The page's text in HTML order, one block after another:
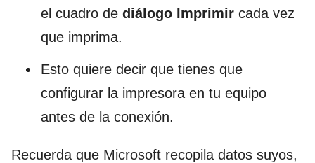
el cuadro de diálogo Imprimir cada vez
que imprima.
Esto quiere decir que tienes que
configurar la impresora en tu equipo
antes de la conexión.
Recuerda que Microsoft recopila datos suyos,